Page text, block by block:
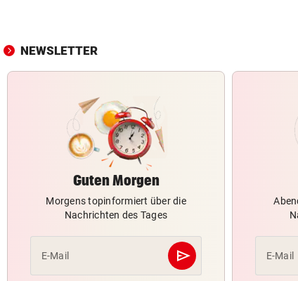
NEWSLETTER
Guten Morgen
Morgens topinformiert über die
Nachrichten des Tages
E-Mail send
Abschicken E-Mail